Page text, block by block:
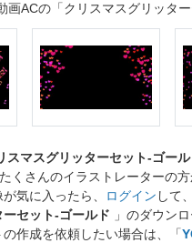
画ACの「クリスマスグリッタ
スマスグリッターセット-ゴール
くさんのイラストレーターの
気に入ったら、
ログイン して
セット-ゴールド 」のダウン
作成を依頼したい場合は、「